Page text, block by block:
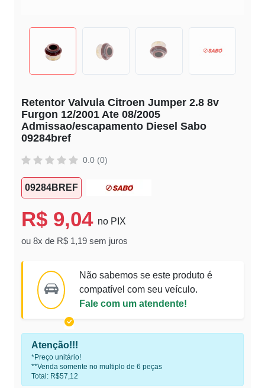
Retentor Valvula Citroen Jumper 2.8 8v
Furgon 12/2001 Ate 08/2005
Admissao/escapamento Diesel Sabo
09284bref
0.0 (0)
09284BREF
R$ 9,04 no PIX
ou 8x de R$ 1,19 sem juros
Não sabemos se este produto é
compatível com seu veículo.
Fale com um atendente!
Atenção!!!
*Preço unitário!
**Venda somente no multiplo de 6 peças
Total: R$57,12